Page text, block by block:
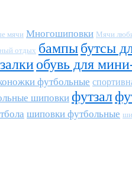
мячи Многошиповки Мячи
отдых бампыбутсы
обувь для
футбольные
шиповки футзал
шиповки футбольные